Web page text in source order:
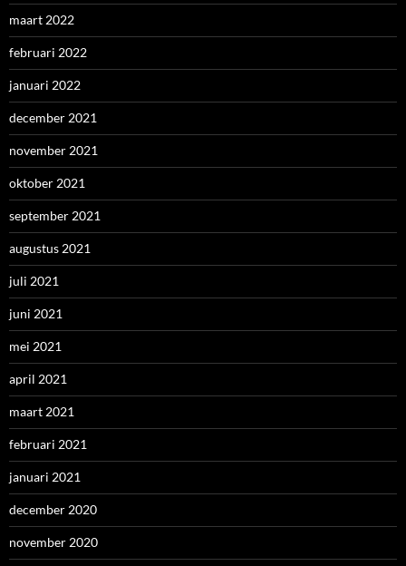
maart 2022
februari 2022
januari 2022
december 2021
november 2021
oktober 2021
september 2021
augustus 2021
juli 2021
juni 2021
mei 2021
april 2021
maart 2021
februari 2021
januari 2021
december 2020
november 2020